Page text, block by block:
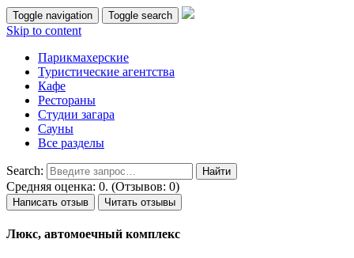
Toggle navigation Toggle search
Skip to content
Парикмахерские
Туристические агентства
Кафе
Рестораны
Студии загара
Сауны
Все разделы
Search:
Средняя оценка: 0. (Отзывов: 0)
Написать отзыв Читать отзывы
Люкс, автомоечный комплекс